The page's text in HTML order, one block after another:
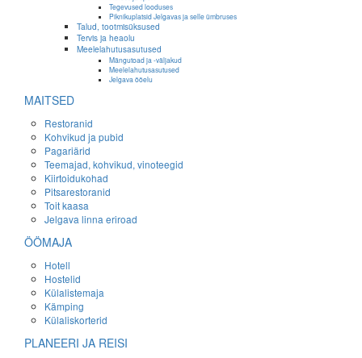
Tegevused looduses
Piknikuplatsid Jelgavas ja selle ümbruses
Talud, tootmisüksused
Tervis ja heaolu
Meelelahutusasutused
Mängutoad ja -väljakud
Meelelahutusasutused
Jelgava ööelu
MAITSED
Restoranid
Kohvikud ja pubid
Pagariärid
Teemajad, kohvikud, vinoteegid
Kiirtoidukohad
Pitsarestoranid
Toit kaasa
Jelgava linna eriroad
ÖÖMAJA
Hotell
Hostelid
Külalistemaja
Kämping
Külaliskorterid
PLANEERI JA REISI